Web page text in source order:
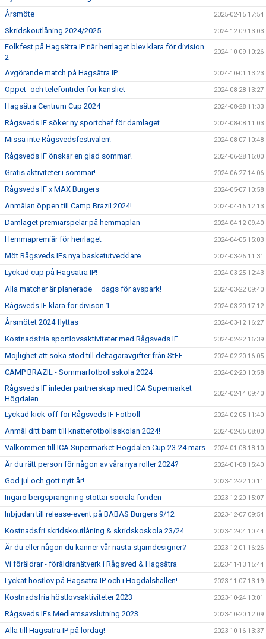
Årsmöte 2025-02-15 17:54
Skridskoutlåning 2024/2025 2024-12-09 13:03
Folkfest på Hagsätra IP när herrlaget blev klara för division
2
2024-10-09 10:26
Avgörande match på Hagsätra IP 2024-10-01 13:23
Öppet- och telefontider för kansliet 2024-08-28 13:27
Hagsätra Centrum Cup 2024 2024-08-28 11:33
Rågsveds IF söker ny sportchef för damlaget 2024-08-08 11:03
Missa inte Rågsvedsfestivalen! 2024-08-07 10:48
Rågsveds IF önskar en glad sommar! 2024-06-28 16:00
Gratis aktiviteter i sommar! 2024-06-27 14:06
Rågsveds IF x MAX Burgers 2024-05-07 10:58
Anmälan öppen till Camp Brazil 2024! 2024-04-16 12:13
Damlaget premiärspelar på hemmaplan 2024-04-12 09:40
Hemmapremiär för herrlaget 2024-04-05 15:03
Möt Rågsveds IFs nya basketutvecklare 2024-03-26 11:31
Lyckad cup på Hagsätra IP! 2024-03-25 12:43
Alla matcher är planerade – dags för avspark! 2024-03-22 09:40
Rågsveds IF klara för divison 1 2024-03-20 17:12
Årsmötet 2024 flyttas 2024-03-12 16:27
Kostnadsfria sportlovsaktiviteter med Rågsveds IF 2024-02-22 16:39
Möjlighet att söka stöd till deltagaravgifter från StFF 2024-02-20 16:05
CAMP BRAZIL - Sommarfotbollsskola 2024 2024-02-20 10:58
Rågsveds IF inleder partnerskap med ICA Supermarket
Högdalen
2024-02-14 09:40
Lyckad kick-off för Rågsveds IF Fotboll 2024-02-05 11:40
Anmäl ditt barn till knattefotbollsskolan 2024! 2024-02-05 08:00
Välkommen till ICA Supermarket Högdalen Cup 23-24 mars 2024-01-08 18:10
Är du rätt person för någon av våra nya roller 2024? 2024-01-08 15:40
God jul och gott nytt år! 2023-12-22 10:11
Ingarö bergsprängning stöttar sociala fonden 2023-12-20 15:07
Inbjudan till release-event på BABAS Burgers 9/12 2023-12-07 09:54
Kostnadsfri skridskoutlåning & skridskoskola 23/24 2023-12-04 10:44
Är du eller någon du känner vår nästa stjärndesigner? 2023-12-01 16:26
Vi föräldrar - föräldranätverk i Rågsved & Hagsätra 2023-11-13 15:44
Lyckat höstlov på Hagsätra IP och i Högdalshallen! 2023-11-07 13:19
Kostnadsfria höstlovsaktiviteter 2023 2023-10-24 13:01
Rågsveds IFs Medlemsavslutning 2023 2023-10-20 12:09
Alla till Hagsätra IP på lördag! 2023-10-16 13:37